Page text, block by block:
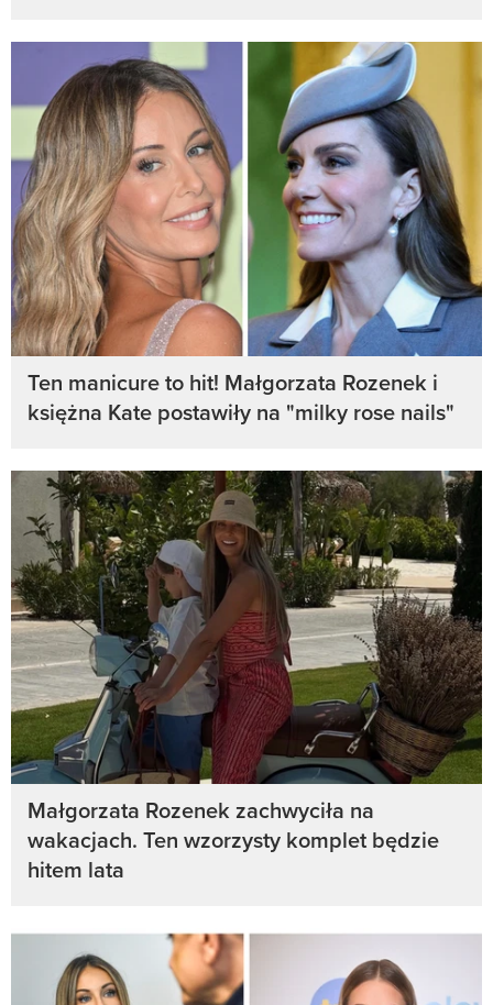
Ten manicure to hit! Małgorzata Rozenek i
księżna Kate postawiły na "milky rose nails"
Małgorzata Rozenek zachwyciła na
wakacjach. Ten wzorzysty komplet będzie
hitem lata